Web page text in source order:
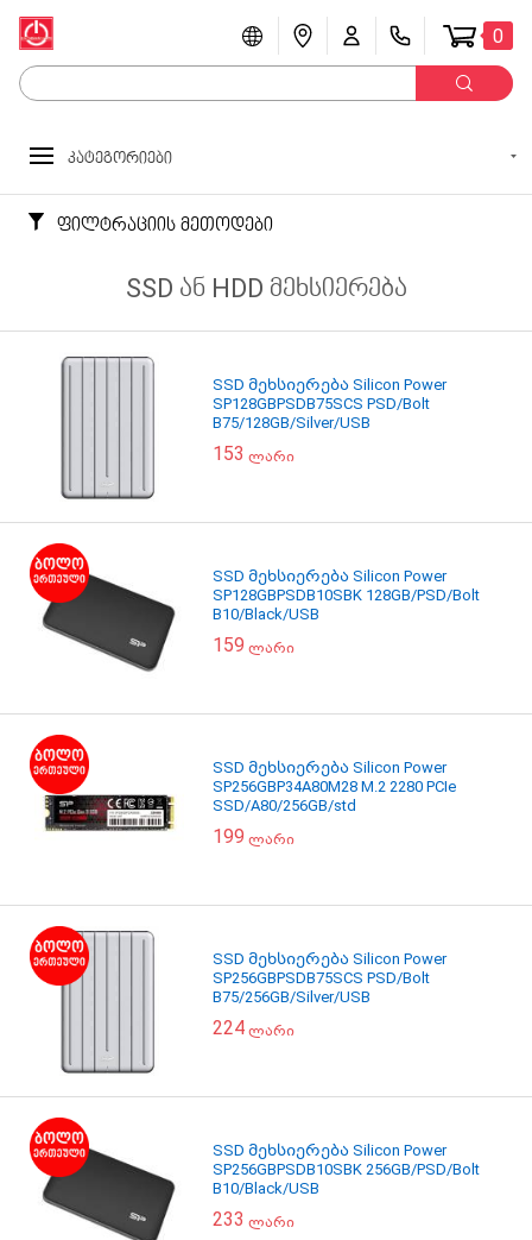
0
კატეგორიები
ფილტრაციის მეთოდები
SSD ან HDD მეხსიერება
SSD მეხსიერება Silicon Power
SP128GBPSDB75SCS PSD/Bolt
B75/128GB/Silver/USB
153 ლარი
SSD მეხსიერება Silicon Power
SP128GBPSDB10SBK 128GB/PSD/Bolt
B10/Black/USB
159 ლარი
SSD მეხსიერება Silicon Power
SP256GBP34A80M28 M.2 2280 PCIe
SSD/A80/256GB/std
199 ლარი
SSD მეხსიერება Silicon Power
SP256GBPSDB75SCS PSD/Bolt
B75/256GB/Silver/USB
224 ლარი
SSD მეხსიერება Silicon Power
SP256GBPSDB10SBK 256GB/PSD/Bolt
B10/Black/USB
233 ლარი